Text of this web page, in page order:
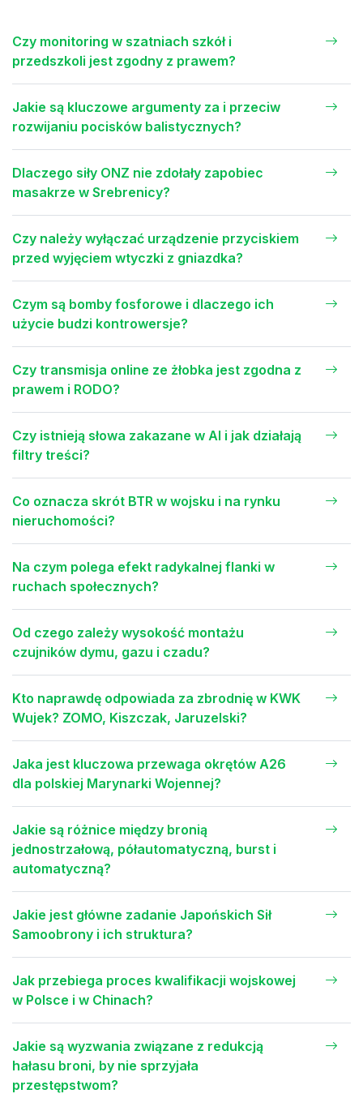
Czy monitoring w szatniach szkół i
przedszkoli jest zgodny z prawem?
Jakie są kluczowe argumenty za i przeciw
rozwijaniu pocisków balistycznych?
Dlaczego siły ONZ nie zdołały zapobiec
masakrze w Srebrenicy?
Czy należy wyłączać urządzenie przyciskiem
przed wyjęciem wtyczki z gniazdka?
Czym są bomby fosforowe i dlaczego ich
użycie budzi kontrowersje?
Czy transmisja online ze żłobka jest zgodna z
prawem i RODO?
Czy istnieją słowa zakazane w AI i jak działają
filtry treści?
Co oznacza skrót BTR w wojsku i na rynku
nieruchomości?
Na czym polega efekt radykalnej flanki w
ruchach społecznych?
Od czego zależy wysokość montażu
czujników dymu, gazu i czadu?
Kto naprawdę odpowiada za zbrodnię w KWK
Wujek? ZOMO, Kiszczak, Jaruzelski?
Jaka jest kluczowa przewaga okrętów A26
dla polskiej Marynarki Wojennej?
Jakie są różnice między bronią
jednostrzałową, półautomatyczną, burst i
automatyczną?
Jakie jest główne zadanie Japońskich Sił
Samoobrony i ich struktura?
Jak przebiega proces kwalifikacji wojskowej
w Polsce i w Chinach?
Jakie są wyzwania związane z redukcją
hałasu broni, by nie sprzyjała
przestępstwom?